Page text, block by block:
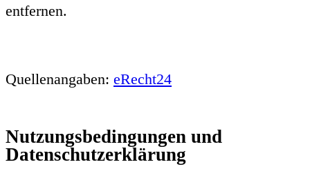
entfernen.
Quellenangaben: eRecht24
Nutzungsbedingungen und
Datenschutzerklärung